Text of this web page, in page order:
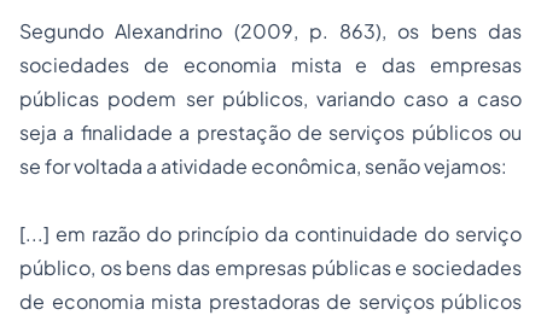
Segundo Alexandrino (2009, p. 863), os bens das
sociedades de economia mista e das empresas
públicas podem ser públicos, variando caso a caso
seja a finalidade a prestação de serviços públicos ou
se for voltada a atividade econômica, senão vejamos:
[...] em razão do princípio da continuidade do serviço
público, os bens das empresas públicas e sociedades
de economia mista prestadoras de serviços públicos